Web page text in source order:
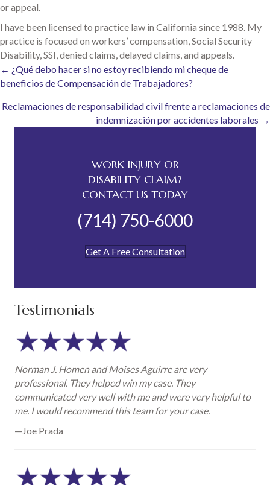
or appeal.
I have been licensed to practice law in California since 1988. My
practice is focused on workers’ compensation, Social Security
Disability, SSI, denied claims, delayed claims, and appeals.
Posts
navigation
← ¿Qué debo hacer si no estoy recibiendo mi cheque de
beneficios de Compensación de Trabajadores?
Reclamaciones de responsabilidad civil frente a reclamaciones de
indemnización por accidentes laborales →
WORK INJURY OR
DISABILITY CLAIM?
CONTACT US TODAY
(714) 750-6000
Get A Free Consultation
Testimonials
Norman J. Homen and Moises Aguirre are very
professional. They helped win my case. They
communicated very well with me and were very helpful to
me. I would recommend this team for your case.
—Joe Prada